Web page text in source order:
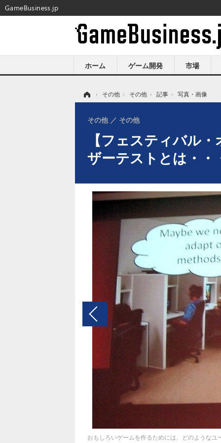
ホーム ゲーム開発 市場
› その他 › その他 › 記事 › 写真・画像
【フェスティバル
ザーテストとは・・
その他 その他
おもしろいゲームを作るためには、どのような
GameBusiness.jp